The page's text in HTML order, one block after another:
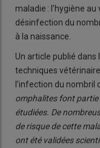
maladie : l’hygiène
désinfection du
à la naissance.
Un article publié dans
techniques
l’infection du nombril
omphalites font
étudiées. De
de risque de cette
ont été validées